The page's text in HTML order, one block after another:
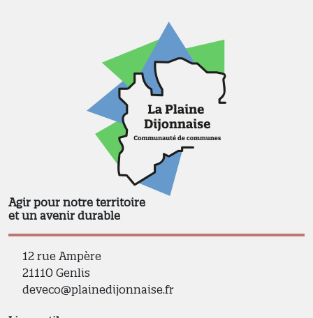
Agir pour notre territoire
et un avenir durable
12 rue Ampère
21110 Genlis
deveco@plainedijonnaise.fr